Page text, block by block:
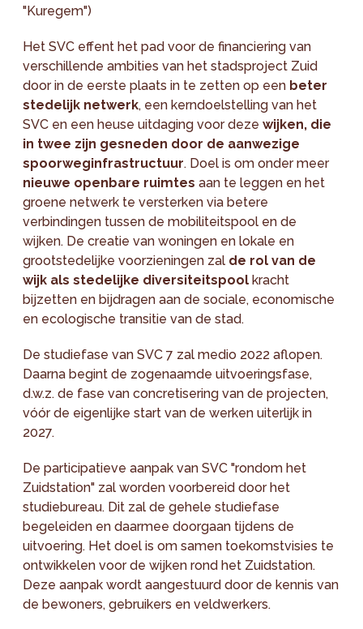
"Kuregem")
Het SVC effent het pad voor de financiering van
verschillende ambities van het stadsproject Zuid
door in de eerste plaats in te zetten op een beter
stedelijk netwerk, een kerndoelstelling van het
SVC en een heuse uitdaging voor dezewijken, die
in twee zijn gesneden door de aanwezige
spoorweginfrastructuur. Doel is om onder meer
nieuwe openbare ruimtes aan te leggen en het
groene netwerk te versterken via betere
verbindingen tussen de mobiliteitspool en de
wijken. De creatie van woningen en lokale en
grootstedelijke voorzieningen zal de rol van de
wijk als stedelijke diversiteitspool kracht
bijzetten en bijdragen aan de sociale, economische
en ecologische transitie van de stad.
De studiefase van SVC 7 zal medio 2022 aflopen.
Daarna begint de zogenaamde uitvoeringsfase,
d.w.z. de fase van concretisering van de projecten,
vóór de eigenlijke start van de werken uiterlijk in
2027.
De participatieve aanpak van SVC "rondom het
Zuidstation" zal worden voorbereid door het
studiebureau. Dit zal de gehele studiefase
begeleiden en daarmee doorgaan tijdens de
uitvoering. Het doel is om samen toekomstvisies te
ontwikkelen voor de wijken rond het Zuidstation.
Deze aanpak wordt aangestuurd door de kennis van
de bewoners, gebruikers en veldwerkers.